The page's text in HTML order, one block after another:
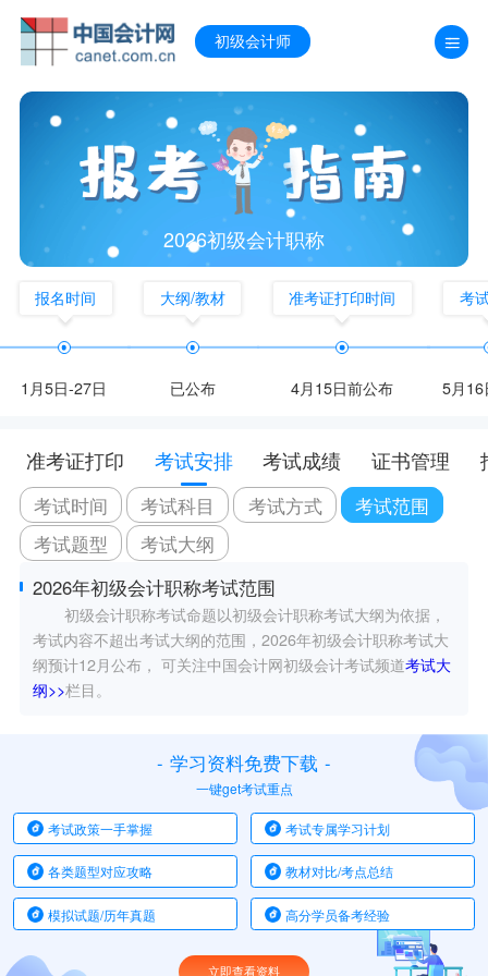
初级会计师
2026初级会计职称
报名时间
1月5日-27日
大纲/教材
已公布
准考证打印时间
4月15日前公布
考
5月
准考证打印 考试安排 考试成绩 证书管理
考试时间 考试科目 考试方式
考试范围
考试题型
考试大纲
2026年初级会计职称考试范围
初级会计职称考试命题以初级会计职称考试大纲为依据，
考试内容不超出考试大纲的范围，2026年初级会计职称考试大
纲预计12月公布， 可关注中国会计网初级会计考试频道考试大
纲>>栏目。
- 学习资料免费下载 -
一键get考试重点
考试政策一手掌握 考试专属学习计划
各类题型对应攻略 教材对比/考点总结
模拟试题/历年真题 高分学员备考经验
立即查看资料